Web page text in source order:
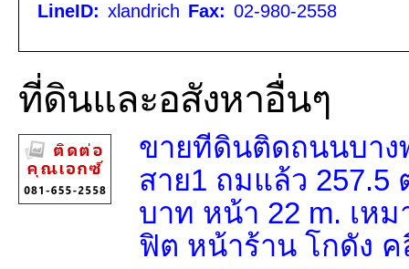
LineID: xlandrich Fax: 02-980-2558
ที่ดินและอสังหาอื่นๆ
ขายที่ดินติดถนนบา
สาย1 ถมแล้ว 257.5
บาท หน้า 22 m. เห
ฟิต หน้าร้าน โกดัง